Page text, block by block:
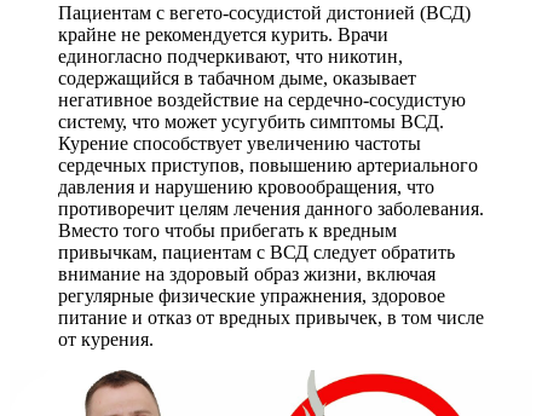
Пациентам с вегето-сосудистой дистонией (ВСД)
крайне не рекомендуется курить. Врачи
единогласно подчеркивают, что никотин,
содержащийся в табачном дыме, оказывает
негативное воздействие на сердечно-сосудистую
систему, что может усугубить симптомы ВСД.
Курение способствует увеличению частоты
сердечных приступов, повышению артериального
давления и нарушению кровообращения, что
противоречит целям лечения данного заболевания.
Вместо того чтобы прибегать к вредным
привычкам, пациентам с ВСД следует обратить
внимание на здоровый образ жизни, включая
регулярные физические упражнения, здоровое
питание и отказ от вредных привычек, в том числе
от курения.